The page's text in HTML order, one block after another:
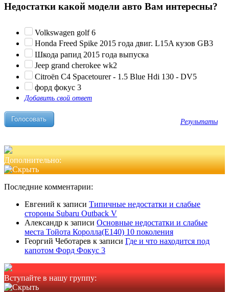
Недостатки какой модели авто Вам интересны?
Volkswagen golf 6
Honda Freed Spike 2015 года двиг. L15A кузов GB3
Шкода рапид 2015 года выпуска
Jeep grand cherokee wk2
Citroën C4 Spacetourer - 1.5 Blue Hdi 130 - DV5
форд фокус 3
Добавить свой ответ
Результаты
Дополнительно:
Последние комментарии:
Евгений к записи Типичные недостатки и слабые
стороны Subaru Outback V
Александр к записи Основные недостатки и слабые
места Тойота Королла(Е140) 10 поколения
Георгий Чеботарев к записи Где и что находится под
капотом Форд Фокус 3
Вступайте в нашу группу: